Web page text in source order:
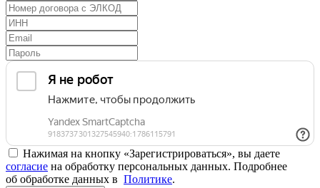
Нажимая на кнопку «Зарегистрироваться», вы даете
согласие на обработку персональных данных. Подробнее
об обработке данных в Политике.